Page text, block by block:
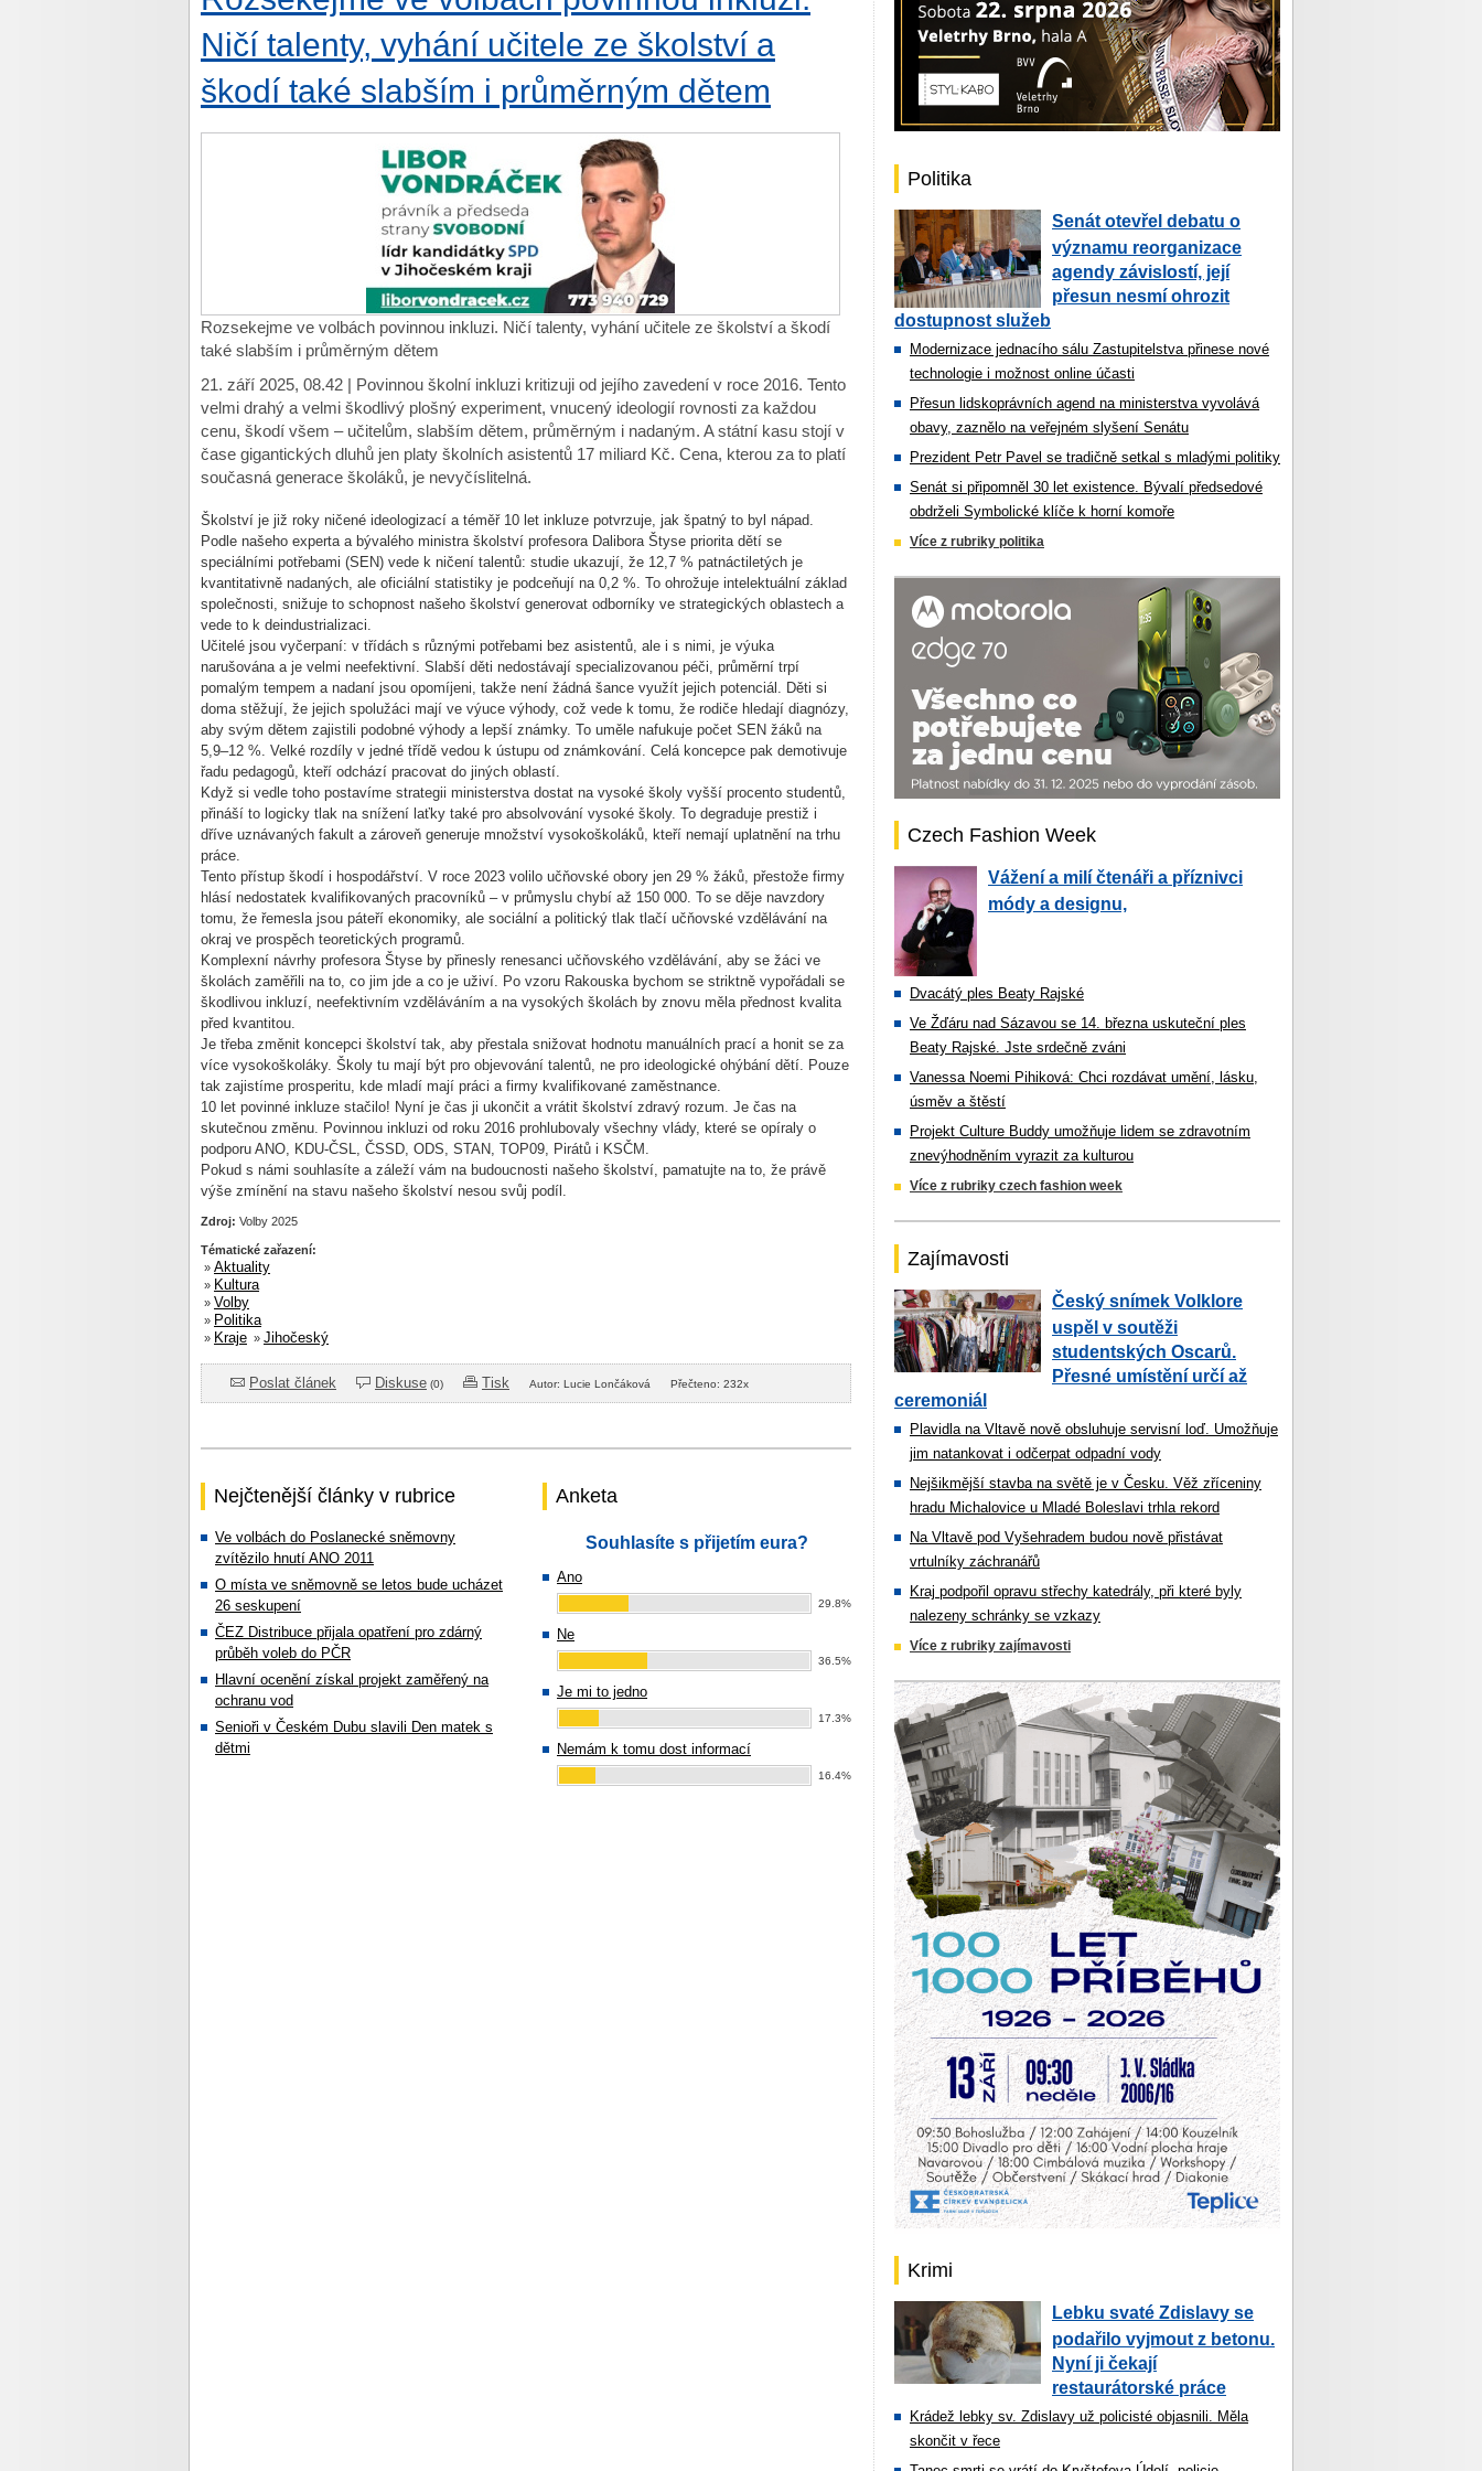
Ničí talenty, vyhání učitele ze školství a
škodí také slabším i průměrným dětem
Rozsekejme ve volbách povinnou inkluzi. Ničí talenty, vyhání učitele ze školství a škodí
také slabším i průměrným dětem
21. září 2025, 08.42 | Povinnou školní inkluzi kritizuji od jejího zavedení v roce 2016. Tento
velmi drahý a velmi škodlivý plošný experiment, vnucený ideologií rovnosti za každou
cenu, škodí všem – učitelům, slabším dětem, průměrným i nadaným. A státní kasu stojí v
čase gigantických dluhů jen platy školních asistentů 17 miliard Kč. Cena, kterou za to platí
současná generace školáků, je nevyčíslitelná.
Školství je již roky ničené ideologizací a téměř 10 let inkluze potvrzuje, jak špatný to byl nápad.
Podle našeho experta a bývalého ministra školství profesora Dalibora Štyse priorita dětí se
speciálními potřebami (SEN) vede k ničení talentů: studie ukazují, že 12,7 % patnáctiletých je
kvantitativně nadaných, ale oficiální statistiky je podceňují na 0,2 %. To ohrožuje intelektuální základ
společnosti, snižuje to schopnost našeho školství generovat odborníky ve strategických oblastech a
vede to k deindustrializaci.
Učitelé jsou vyčerpaní: v třídách s různými potřebami bez asistentů, ale i s nimi, je výuka
narušována a je velmi neefektivní. Slabší děti nedostávají specializovanou péči, průměrní trpí
pomalým tempem a nadaní jsou opomíjeni, takže není žádná šance využít jejich potenciál. Děti si
doma stěžují, že jejich spolužáci mají ve výuce výhody, což vede k tomu, že rodiče hledají diagnózy,
aby svým dětem zajistili podobné výhody a lepší známky. To uměle nafukuje počet SEN žáků na
5,9–12 %. Velké rozdíly v jedné třídě vedou k ústupu od známkování. Celá koncepce pak demotivuje
řadu pedagogů, kteří odchází pracovat do jiných oblastí.
Když si vedle toho postavíme strategii ministerstva dostat na vysoké školy vyšší procento studentů,
přináší to logicky tlak na snížení laťky také pro absolvování vysoké školy. To degraduje prestiž i
dříve uznávaných fakult a zároveň generuje množství vysokoškoláků, kteří nemají uplatnění na trhu
práce.
Tento přístup škodí i hospodářství. V roce 2023 volilo učňovské obory jen 29 % žáků, přestože firmy
hlásí nedostatek kvalifikovaných pracovníků – v průmyslu chybí až 150 000. To se děje navzdory
tomu, že řemesla jsou páteří ekonomiky, ale sociální a politický tlak tlačí učňovské vzdělávání na
okraj ve prospěch teoretických programů.
Komplexní návrhy profesora Štyse by přinesly renesanci učňovského vzdělávání, aby se žáci ve
školách zaměřili na to, co jim jde a co je uživí. Po vzoru Rakouska bychom se striktně vypořádali se
škodlivou inkluzí, neefektivním vzděláváním a na vysokých školách by znovu měla přednost kvalita
před kvantitou.
Je třeba změnit koncepci školství tak, aby přestala snižovat hodnotu manuálních prací a honit se za
více vysokoškoláky. Školy tu mají být pro objevování talentů, ne pro ideologické ohýbání dětí. Pouze
tak zajistíme prosperitu, kde mladí mají práci a firmy kvalifikované zaměstnance.
10 let povinné inkluze stačilo! Nyní je čas ji ukončit a vrátit školství zdravý rozum. Je čas na
skutečnou změnu. Povinnou inkluzi od roku 2016 prohlubovaly všechny vlády, které se opíraly o
podporu ANO, KDU-ČSL, ČSSD, ODS, STAN, TOP09, Pirátů i KSČM.
Pokud s námi souhlasíte a záleží vám na budoucnosti našeho školství, pamatujte na to, že právě
výše zmínění na stavu našeho školství nesou svůj podíl.
Zdroj: Volby 2025
Tématické zařazení:
» Aktuality
» Kultura
» Volby
» Politika
» Kraje » Jihočeský
Poslat článek Diskuse (0) Tisk Autor: Lucie Lončáková Přečteno: 232x
Nejčtenější články v rubrice
Ve volbách do Poslanecké sněmovny
zvítězilo hnutí ANO 2011
O místa ve sněmovně se letos bude ucházet
26 seskupení
ČEZ Distribuce přijala opatření pro zdárný
průběh voleb do PČR
Hlavní ocenění získal projekt zaměřený na
ochranu vod
Senioři v Českém Dubu slavili Den matek s
dětmi
Anketa
Souhlasíte s přijetím eura?
Ano
29.8%
Ne
36.5%
Je mi to jedno
17.3%
Nemám k tomu dost informací
16.4%
Politika
Senát otevřel debatu o
významu reorganizace
agendy závislostí, její
přesun nesmí ohrozit
dostupnost služeb
Modernizace jednacího sálu Zastupitelstva přinese nové
technologie i možnost online účasti
Přesun lidskoprávních agend na ministerstva vyvolává
obavy, zaznělo na veřejném slyšení Senátu
Prezident Petr Pavel se tradičně setkal s mladými politiky
Senát si připomněl 30 let existence. Bývalí předsedové
obdrželi Symbolické klíče k horní komoře
Více z rubriky politika
Czech Fashion Week
Vážení a milí čtenáři a příznivci
módy a designu,
Dvacátý ples Beaty Rajské
Ve Žďáru nad Sázavou se 14. března uskuteční ples
Beaty Rajské. Jste srdečně zváni
Vanessa Noemi Pihiková: Chci rozdávat umění, lásku,
úsměv a štěstí
Projekt Culture Buddy umožňuje lidem se zdravotním
znevýhodněním vyrazit za kulturou
Více z rubriky czech fashion week
Zajímavosti
Český snímek Volklore
uspěl v soutěži
studentských Oscarů.
Přesné umístění určí až
ceremoniál
Plavidla na Vltavě nově obsluhuje servisní loď. Umožňuje
jim natankovat i odčerpat odpadní vody
Nejšikmější stavba na světě je v Česku. Věž zříceniny
hradu Michalovice u Mladé Boleslavi trhla rekord
Na Vltavě pod Vyšehradem budou nově přistávat
vrtulníky záchranářů
Kraj podpořil opravu střechy katedrály, při které byly
nalezeny schránky se vzkazy
Více z rubriky zajímavosti
Krimi
Lebku svaté Zdislavy se
podařilo vyjmout z betonu.
Nyní ji čekají
restaurátorské práce
Krádež lebky sv. Zdislavy už policisté objasnili. Měla
skončit v řece